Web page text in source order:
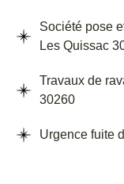
Société pose
Les Quissac
Travaux de
30260
Urgence fuite